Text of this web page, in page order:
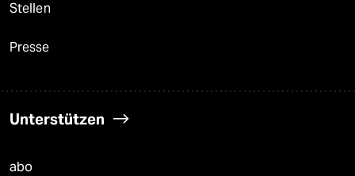
Stellen
Presse
Unterstützen
abo